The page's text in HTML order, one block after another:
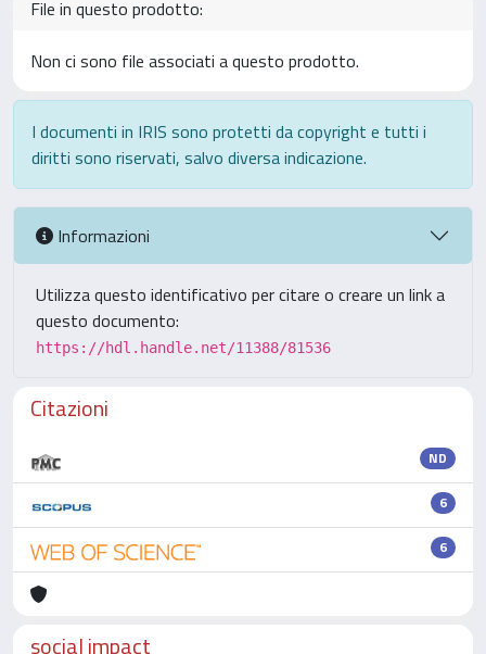
File in questo prodotto:
Non ci sono file associati a questo prodotto.
I documenti in IRIS sono protetti da copyright e tutti i
diritti sono riservati, salvo diversa indicazione.
Informazioni
Utilizza questo identificativo per citare o creare un link a
questo documento:
https://hdl.handle.net/11388/81536
Citazioni
ND
6
6
social impact